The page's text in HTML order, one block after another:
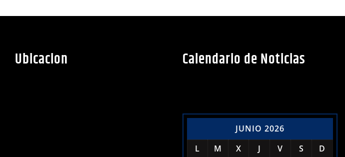
Ubicacion Calendario de Noticias
JUNIO 2026
L
M X J V S D